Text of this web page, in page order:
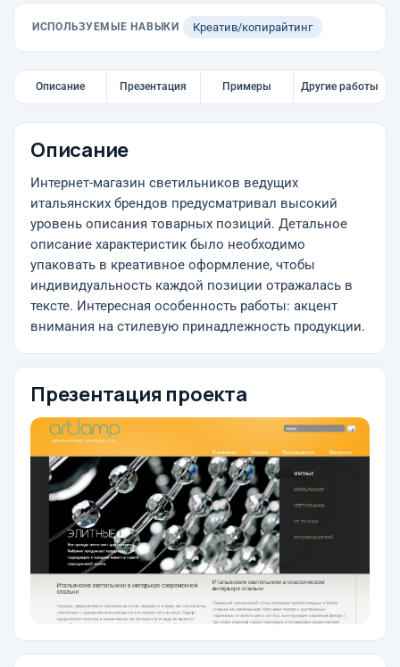
ИСПОЛЬЗУЕМЫЕ НАВЫКИ Креатив/копирайтинг
Описание Презентация Примеры Другие работы
Описание
Интернет-магазин светильников ведущих
итальянских брендов предусматривал высокий
уровень описания товарных позиций. Детальное
описание характеристик было необходимо
упаковать в креативное оформление, чтобы
индивидуальность каждой позиции отражалась в
тексте. Интересная особенность работы: акцент
внимания на стилевую принадлежность продукции.
Презентация проекта